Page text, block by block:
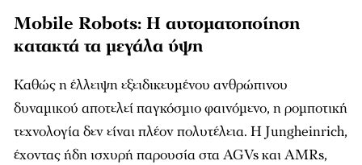
Mobile Robots: Η αυτοματοποίηση
κατακτά τα μεγάλα ύψη
Καθώς η έλλειψη εξειδικευμένου ανθρώπινου
δυναμικού αποτελεί παγκόσμιο φαινόμενο, η ρομποτική
τεχνολογία δεν είναι πλέον πολυτέλεια. Η Jungheinrich,
έχοντας ήδη ισχυρή παρουσία στα AGVs και AMRs,